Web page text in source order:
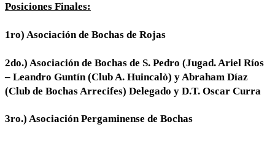
Posiciones Finales:
1ro) Asociación de Bochas de Rojas
2do.) Asociación de Bochas de S. Pedro (Jugad. Ariel Ríos
– Leandro Guntín (Club A. Huincalò) y Abraham Díaz
(Club de Bochas Arrecifes) Delegado y D.T. Oscar Curra
3ro.) Asociación Pergaminense de Bochas